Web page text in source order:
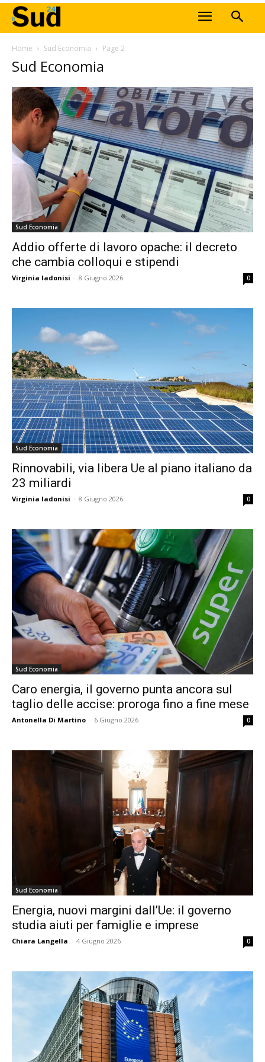
Home Sud Economia Page 2
Sud Economia
Sud Economia
Addio offerte di lavoro opache: il decreto
che cambia colloqui e stipendi
Virginia Iadonisi - 8 Giugno 2026 0
Sud Economia
Rinnovabili, via libera Ue al piano italiano da
23 miliardi
Virginia Iadonisi - 8 Giugno 2026 0
Sud Economia
Caro energia, il governo punta ancora sul
taglio delle accise: proroga fino a fine mese
Antonella Di Martino - 6 Giugno 2026 0
Sud Economia
Energia, nuovi margini dall’Ue: il governo
studia aiuti per famiglie e imprese
Chiara Langella - 4 Giugno 2026 0